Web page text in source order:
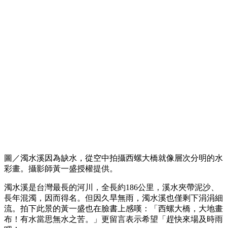
圖／濁水溪因為缺水，從空中拍攝西螺大橋就像層次分明的水
彩畫。攝影師黃一盛授權提供。
濁水溪是台灣最長的河川，全長約186公里，溪水夾帶泥沙、
長年混濁，因而得名。但因久旱無雨，濁水溪也僅剩下涓涓細
流。拍下此景的黃一盛也在臉書上感嘆：「西螺大橋，大地畫
布！有水當思無水之苦。」更留言表示希望「趕快來場及時雨